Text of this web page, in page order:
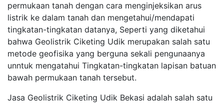
permukaan tanah dengan cara menginjeksikan arus
listrik ke dalam tanah dan mengetahui/mendapati
tingkatan-tingkatan datanya, Seperti yang diketahui
bahwa Geolistrik Ciketing Udik merupakan salah satu
metode geofisika yang berguna sekali pengunaanya
unntuk mengatahui Tingkatan-tingkatan lapisan batuan
bawah permukaan tanah tersebut.
Jasa Geolistrik Ciketing Udik Bekasi adalah salah satu